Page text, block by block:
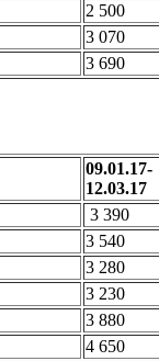
2 500
3 070
3 690
09.01.17-
12.03.17
3 390
3 540
3 280
3 230
3 880
4 650